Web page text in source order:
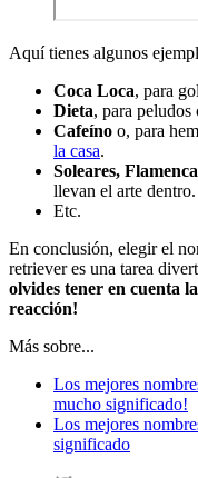
Aquí tienes algunos
Coca Loca, para
Dieta, para peludos
Cafeíno o, para
la casa.
Soleares,
llevan el arte dentro.
Etc.
En conclusión, elegir el
retriever es una tarea
olvides tener en cuenta
reacción!
Más sobre...
Los mejores
mucho significado!
Los mejores
significado